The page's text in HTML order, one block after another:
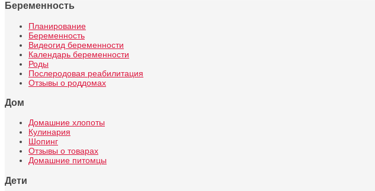
Беременность
Планирование
Беременность
Видеогид беременности
Календарь беременности
Роды
Послеродовая реабилитация
Отзывы о роддомах
Дом
Домашние хлопоты
Кулинария
Шопинг
Отзывы о товарах
Домашние питомцы
Дети